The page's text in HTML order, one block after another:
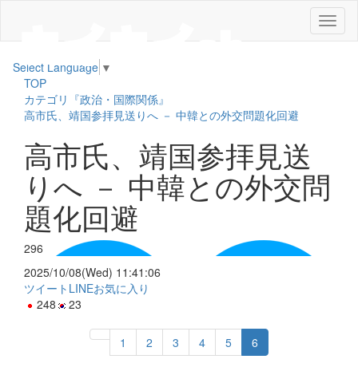
メ
ニ
Select Language ▼
TOP
カテゴリ『政治・国際関係』
高市氏、靖国参拝見送りへ － 中韓との外交問題化回避
高市氏、靖国参拝見送
りへ － 中韓との外交問
題化回避
296
2025/10/08(Wed) 11:41:06
ツイート LINEお気に入り
248
23
1 2 3 4 5 6